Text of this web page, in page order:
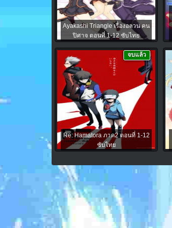
Ayakashi Triangle เรื่องอลวน คน
ปิศาจ ตอนที่ 1-12 ซับไทย
Re: Hamatora ภาค2 ตอนที่ 1-12
ซับไทย
จบแล้ว